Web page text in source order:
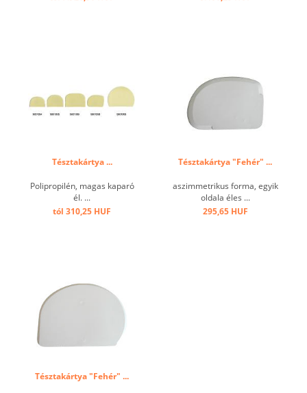
Tésztakártya ...
Polipropilén, magas kaparó
él. ...
tól 310,25 HUF
Tésztakártya "Fehér" ...
aszimmetrikus forma, egyik
oldala éles ...
295,65 HUF
Tésztakártya "Fehér" ...